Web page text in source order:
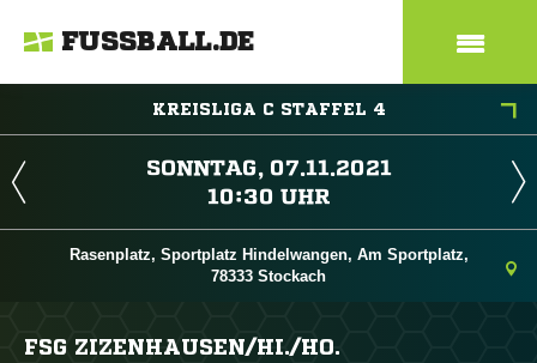
FUSSBALL.DE
KREISLIGA C STAFFEL 4
 
 
Rasenplatz, Sportplatz Hindelwangen, Am Sportplatz,
78333 Stockach
FSG ZIZENHAUSEN/​HI./​HO.